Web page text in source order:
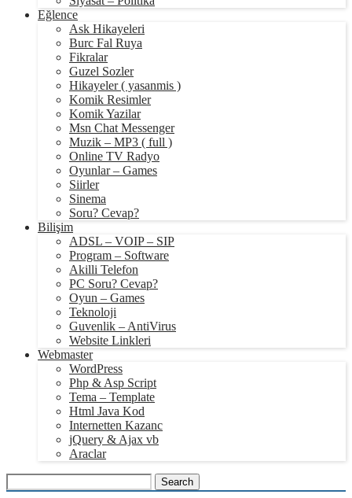
Eğlence
Ask Hikayeleri
Burc Fal Ruya
Fikralar
Guzel Sozler
Hikayeler ( yasanmis )
Komik Resimler
Komik Yazilar
Msn Chat Messenger
Muzik – MP3 ( full )
Online TV Radyo
Oyunlar – Games
Siirler
Sinema
Soru? Cevap?
Bilişim
ADSL – VOIP – SIP
Program – Software
Akilli Telefon
PC Soru? Cevap?
Oyun – Games
Teknoloji
Guvenlik – AntiVirus
Website Linkleri
Webmaster
WordPress
Php & Asp Script
Tema – Template
Html Java Kod
Internetten Kazanc
jQuery & Ajax vb
Araclar